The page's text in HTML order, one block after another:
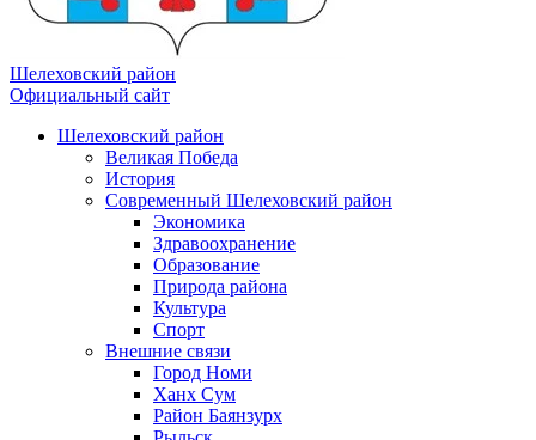
Шелеховский район
Официальный сайт
Шелеховский район
Великая Победа
История
Современный Шелеховский район
Экономика
Здравоохранение
Образование
Природа района
Культура
Спорт
Внешние связи
Город Номи
Ханх Сум
Район Баянзурх